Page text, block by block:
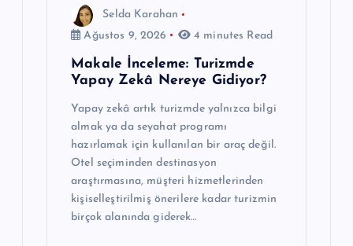
Selda Karahan
Ağustos 9, 2026
4 minutes Read
Makale İnceleme: Turizmde
Yapay Zekâ Nereye Gidiyor?
Yapay zekâ artık turizmde yalnızca bilgi
almak ya da seyahat programı
hazırlamak için kullanılan bir araç değil.
Otel seçiminden destinasyon
araştırmasına, müşteri hizmetlerinden
kişiselleştirilmiş önerilere kadar turizmin
birçok alanında giderek…